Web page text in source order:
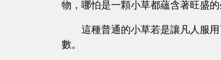
物，哪怕是一顆小草都蘊含著旺盛
這種普通的小草若是讓凡人服
數。